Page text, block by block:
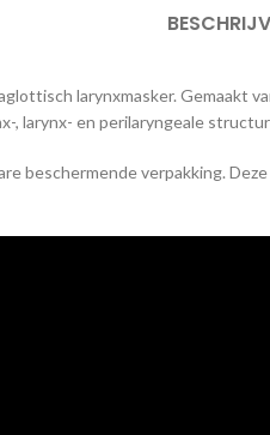
larynxmasker.
, larynx- en perilaryngeale
beschermende verpakking.